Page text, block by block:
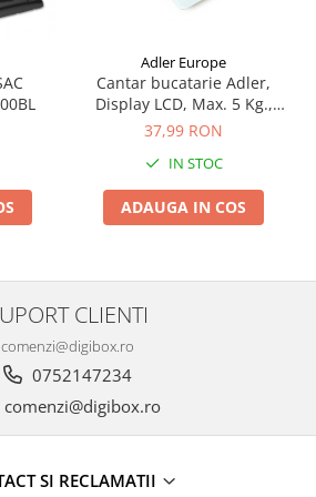
Adler Europe
Cantar bucatarie Adler,
Display LCD, Max. 5 Kg.,
gradatie de 1gram, auto
37,99 RON
IN STOC
ADAUGA IN COS
CLIENTI
comenzi@digibox.ro
0752147234
comenzi@digibox.ro
SI RECLAMATII